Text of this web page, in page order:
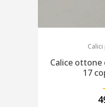
Calice ottone
17